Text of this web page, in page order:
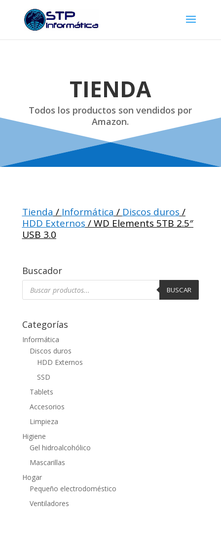
TIENDA
Todos los productos son vendidos por
Amazon.
Tienda / Informática / Discos duros /
HDD Externos / WD Elements 5TB 2.5″
USB 3.0
Buscador
Búsqueda
productos
BUSCAR
Categorías
Informática
Discos duros
HDD Externos
SSD
Tablets
Accesorios
Limpieza
Higiene
Gel hidroalcohólico
Mascarillas
Hogar
Pequeño electrodoméstico
Ventiladores